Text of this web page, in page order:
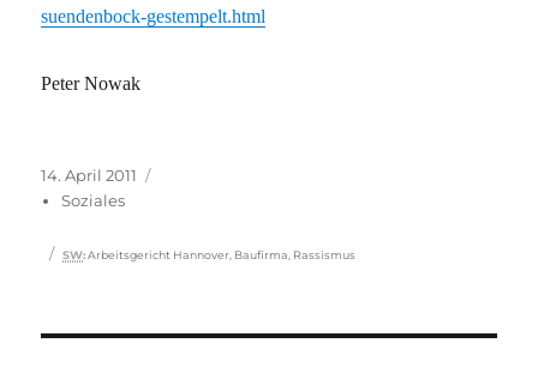
suendenbock-gestempelt.html
Peter Nowak
Veröffentlicht
am
14. April 2011
Soziales
Schlagwörter
SW: Arbeitsgericht Hannover Baufirma Rassismus